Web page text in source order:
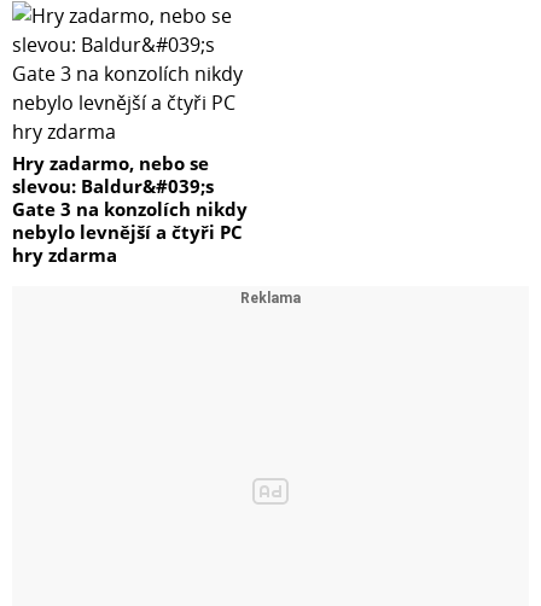
Hry zadarmo, nebo se
slevou: Baldur&#039;s
Gate 3 na konzolích nikdy
nebylo levnější a čtyři PC
hry zdarma